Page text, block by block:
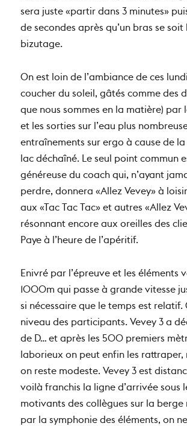
sera juste «partir dans 3 minutes»
de secondes après qu’un bras se
bizutage.
On est loin de l’ambiance de ces
coucher du soleil, gâtés comme des
que nous sommes en la matière) par
et les sorties sur l’eau plus
entraînements sur ergo à cause de
lac déchaîné. Le seul point commun
généreuse du coach qui, n’ayant
perdre, donnera «Allez Vevey» à
aux «Tac Tac Tac» et autres «Allez
résonnant encore aux oreilles des
Paye à l’heure de l’apéritif.
Enivré par l’épreuve et les éléments
1000m qui passe à grande vitesse
si nécessaire que le temps est
niveau des participants. Vevey 3 a
de D… et après les 500 premiers
laborieux on peut enfin les
on reste modeste. Vevey 3 est
voilà franchis la ligne d’arrivée sous
motivants des collègues sur la